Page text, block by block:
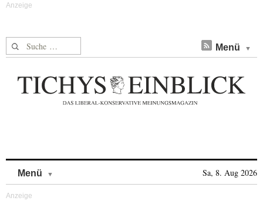
Suche nach: Menü
Menü Sa, 8. Aug 2026